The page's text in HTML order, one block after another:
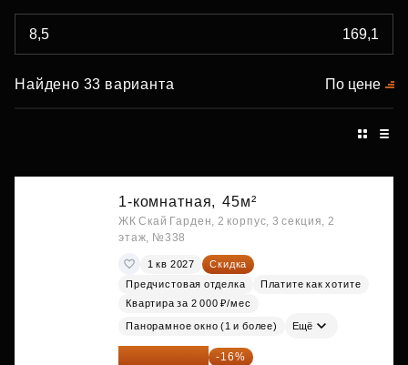
Найдено 33 варианта По цене
1-комнатная, 45м²
ЖК Скай Гарден, 2 корпус, 3 секция, 2
этаж, №338
1 кв 2027
Скидка
Предчистовая отделка
Платите как хотите
Квартира за 2 000 ₽/мес
Панорамное окно (1 и более) Ещё
20 260 800 ₽ -16%